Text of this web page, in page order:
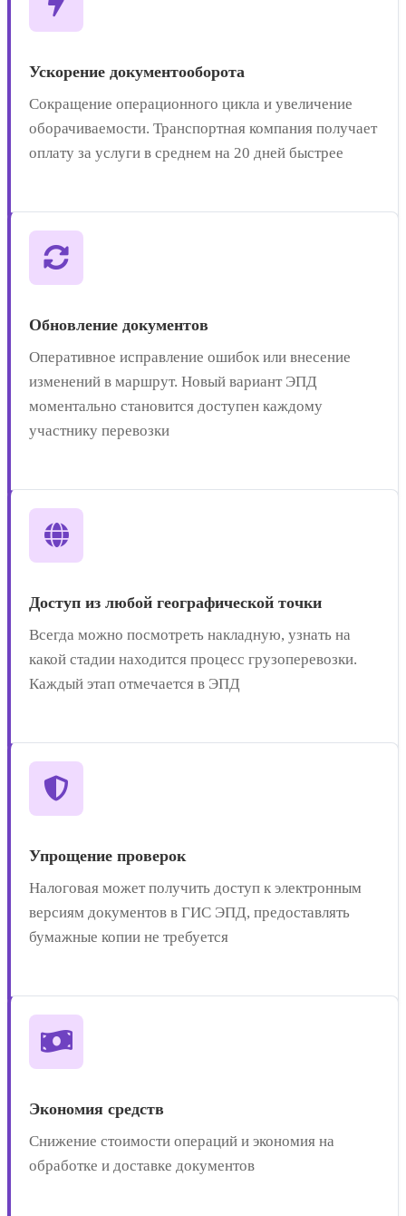
Ускорение документооборота
Сокращение операционного цикла и увеличение
оборачиваемости. Транспортная компания получает
оплату за услуги в среднем на 20 дней быстрее
Обновление документов
Оперативное исправление ошибок или внесение
изменений в маршрут. Новый вариант ЭПД
моментально становится доступен каждому
участнику перевозки
Доступ из любой географической точки
Всегда можно посмотреть накладную, узнать на
какой стадии находится процесс грузоперевозки.
Каждый этап отмечается в ЭПД
Упрощение проверок
Налоговая может получить доступ к электронным
версиям документов в ГИС ЭПД, предоставлять
бумажные копии не требуется
Экономия средств
Снижение стоимости операций и экономия на
обработке и доставке документов